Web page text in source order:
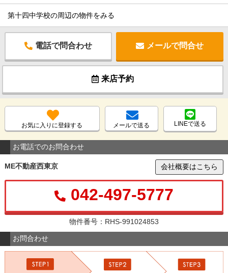
第十四中学校の周辺の物件をみる
電話で問合わせ メールで問合せ
来店予約
お気に入りに登録する メールで送る LINEで送る
お電話でのお問合わせ
ME不動産西東京 会社概要はこちら
042-497-5777
物件番号：RHS-991024853
お問合わせ